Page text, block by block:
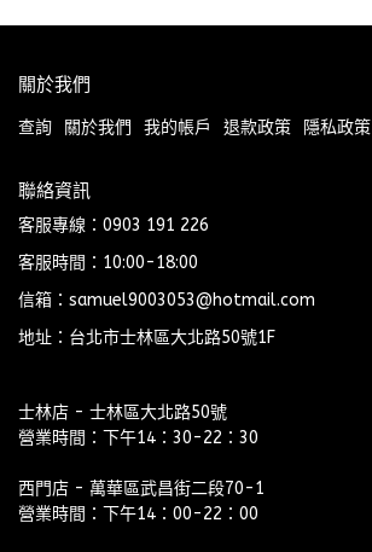
關於我們
查詢 關於我們 我的帳戶 退款政策 隱私政策
聯絡資訊
客服專線：0903 191 226
客服時間：10:00-18:00
信箱：samuel9003053@hotmail.com
地址：台北市士林區大北路50號1F
士林店 - 士林區大北路50號
營業時間：下午14：30-22：30
西門店 - 萬華區武昌街二段70-1
營業時間：下午14：00-22：00